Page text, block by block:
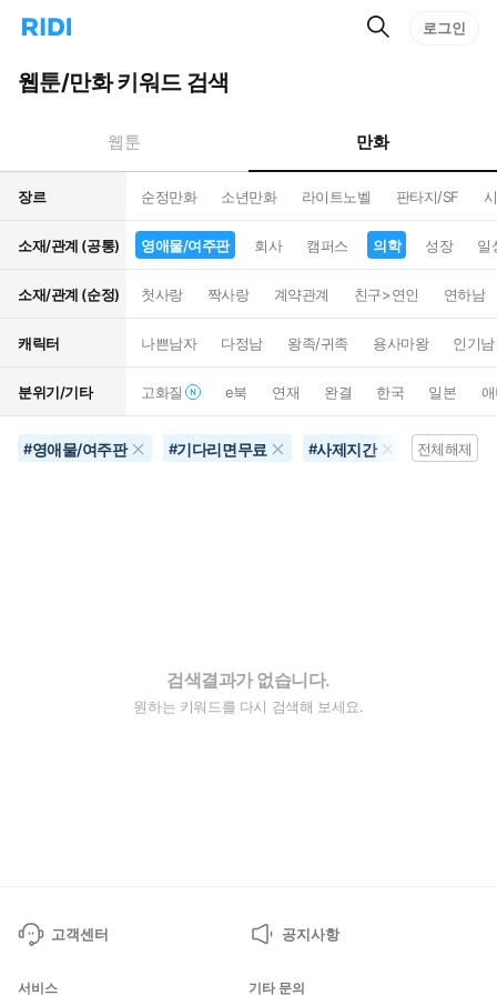
리
홈
으
턴
트
검
로그인
웹툰/만화 키워드 검색
웹툰 만화
장르 순정만화 소년만화 라이트노벨 판타지/SF
소재/관계 (공통) 영애물/여주판 회사 캠퍼스 의학 성장 일
소재/관계 (순정) 첫사랑 짝사랑 계약관계 친구>연인 연하남
캐릭터 나쁜남자 다정남 왕족/귀족 용사마왕 인기남
분위기/기타 고화질 e북 연재 완결 한국 일본
#영애물/여주판 #기다리면무료 #사제지간 #역하렘
전체해제
검색결과가 없습니다.
원하는 키워드를 다시 검색해 보세요.
고객센터 공지사항
서비스 기타 문의